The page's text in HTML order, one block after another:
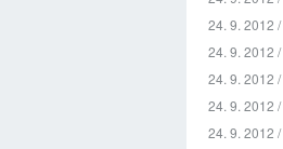
24. 9. 2012 /
24. 9. 2012 /
24. 9. 2012 /
24. 9. 2012 /
24. 9. 2012 /